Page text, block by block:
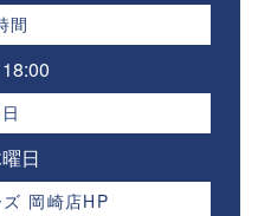
間
日
岡崎店HP